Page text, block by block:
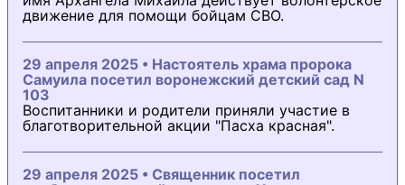
движение для помощи бойцам СВО.
29 апреля 2025 • Настоятель храма пророка
Самуила посетил воронежский детский сад N
103
Воспитанники и родители приняли участие в
благотворительной акции "Пасха красная".
29 апреля 2025 • Священник посетил